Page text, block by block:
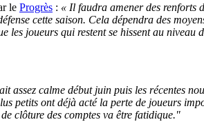
le Progrès : « Il faudra amener des renforts
cette saison. Cela dépendra des
les joueurs qui restent se hissent au niveau
calme début juin puis les récentes
petits ont déjà acté la perte de joueurs
clôture des comptes va être fatidique."